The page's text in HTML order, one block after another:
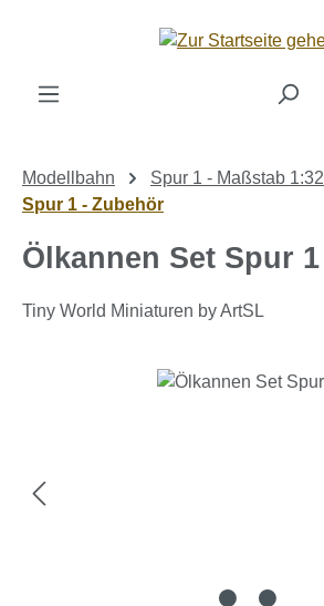
Zum Hauptinhalt springen
Modellbahn
Spur 1 - Maßstab 1:32
Spur 1 - Zubehör
Ölkannen Set Spur 1
Tiny World Miniaturen by ArtSL
Bildergalerie überspringen